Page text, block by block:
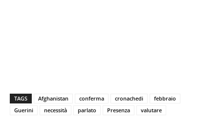
TAGS Afghanistan conferma cronachedi
febbraio
Guerini
necessità parlato Presenza valutare